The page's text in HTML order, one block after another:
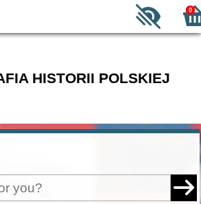
0
HISTORII POLSKIEJ